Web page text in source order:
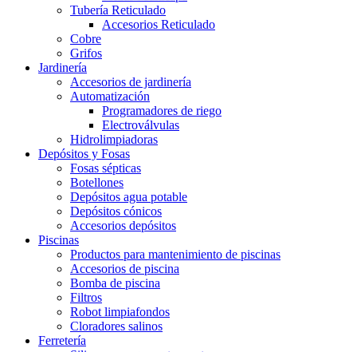
Tubería Reticulado
Accesorios Reticulado
Cobre
Grifos
Jardinería
Accesorios de jardinería
Automatización
Programadores de riego
Electroválvulas
Hidrolimpiadoras
Depósitos y Fosas
Fosas sépticas
Botellones
Depósitos agua potable
Depósitos cónicos
Accesorios depósitos
Piscinas
Productos para mantenimiento de piscinas
Accesorios de piscina
Bomba de piscina
Filtros
Robot limpiafondos
Cloradores salinos
Ferretería